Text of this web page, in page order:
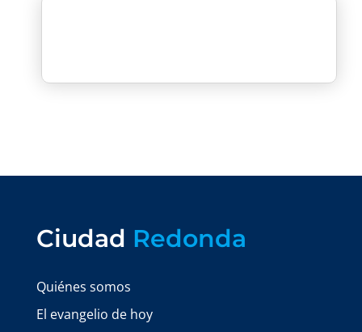
Ciudad Redonda
Quiénes somos
El evangelio de hoy